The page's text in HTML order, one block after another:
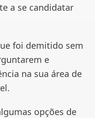
a se candidatar
foi demitido sem
e
na sua área de
opções de